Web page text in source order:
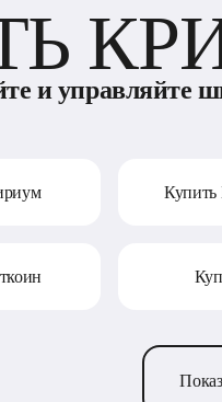
и управляйте